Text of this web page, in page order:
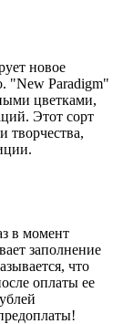
новое
"New Paradigm"
цветками,
Этот сорт
творчества,
в момент
заполнение
что
оплаты ее